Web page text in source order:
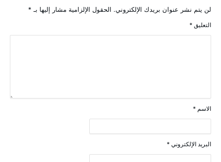
لن يتم نشر عنوان بريدك الإلكتروني. الحقول الإلزامية مشار إليها بـ *
التعليق *
الاسم *
البريد الإلكتروني *